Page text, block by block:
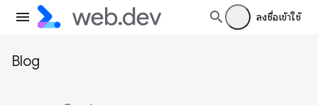
ลงชื่อเข้าใช้
Blog